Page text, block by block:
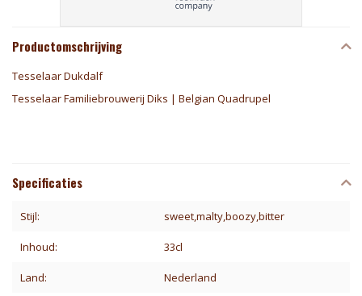
Productomschrijving
Tesselaar Dukdalf
Tesselaar Familiebrouwerij Diks | Belgian Quadrupel
Specificaties
Stijl: sweet,malty,boozy,bitter
Inhoud: 33cl
Land: Nederland